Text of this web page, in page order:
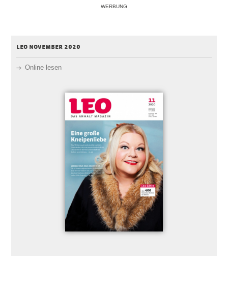
WERBUNG
leo november 2020
Online lesen